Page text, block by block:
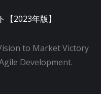
2023年版】
to Market Victory
Development.